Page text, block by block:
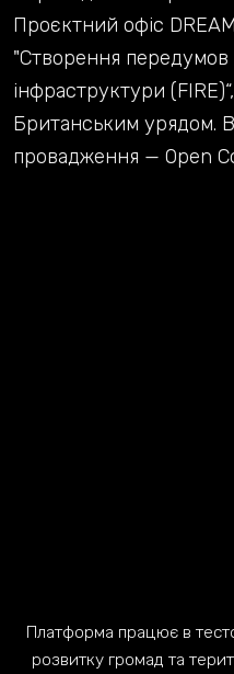
Платформа працює в
розвитку громад та
Проєктний офіс
"Створення передумов
інфраструктури
Британським урядом.
провадження — Open